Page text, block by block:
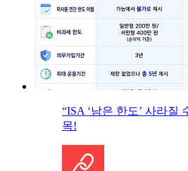
“ISA ‘남은 한도’ 사라질
목!